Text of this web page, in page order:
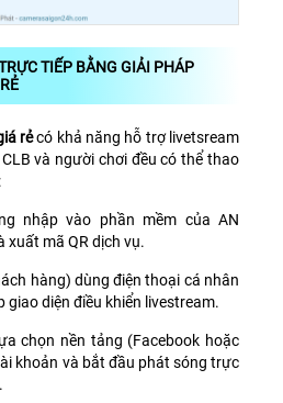
TIẾP BẰNG GIẢI PHÁP
rẻcó khả năng hỗ trợ livetsream
và người chơi đều có thể thao
nhập vào phần mềm của AN
xuất mã QR dịch vụ.
hàng) dùng điện thoại cá nhân
giao diện điều khiển livestream.
chọn nền tảng (Facebook hoặc
khoản và bắt đầu phát sóng trực